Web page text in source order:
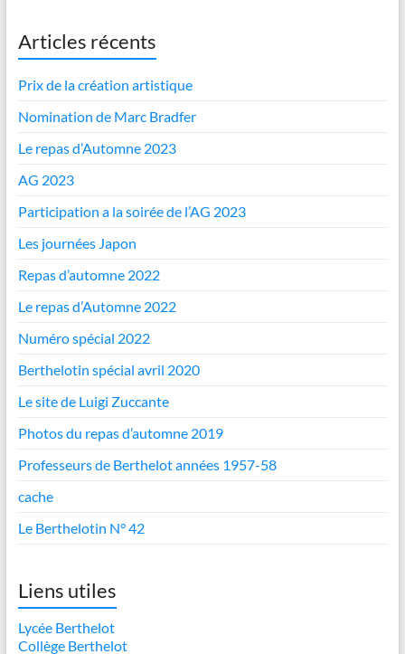
Articles récents
Prix de la création artistique
Nomination de Marc Bradfer
Le repas d’Automne 2023
AG 2023
Participation a la soirée de l’AG 2023
Les journées Japon
Repas d’automne 2022
Le repas d’Automne 2022
Numéro spécial 2022
Berthelotin spécial avril 2020
Le site de Luigi Zuccante
Photos du repas d’automne 2019
Professeurs de Berthelot années 1957-58
cache
Le Berthelotin N° 42
Liens utiles
Lycée Berthelot
Collège Berthelot